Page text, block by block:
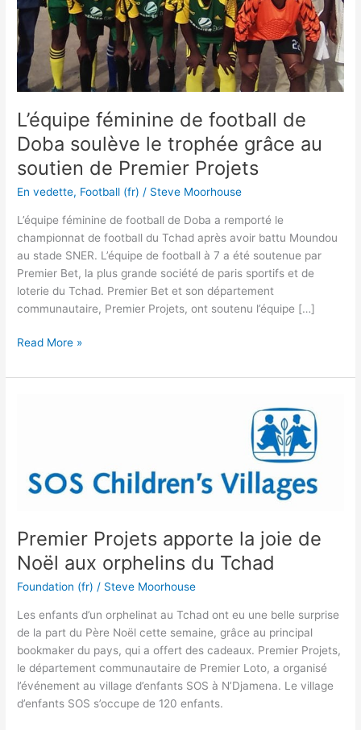
L’équipe féminine de football de
Doba soulève le trophée grâce au
soutien de Premier Projets
En vedette, Football (fr) / Steve Moorhouse
L’équipe féminine de football de Doba a remporté le
championnat de football du Tchad après avoir battu Moundou
au stade SNER. L’équipe de football à 7 a été soutenue par
Premier Bet, la plus grande société de paris sportifs et de
loterie du Tchad. Premier Bet et son département
communautaire, Premier Projets, ont soutenu l’équipe […]
grâce
au
soutien
de
Premier
Read More »
Premier Projets apporte la joie de
Noël aux orphelins du Tchad
Foundation (fr) / Steve Moorhouse
Les enfants d’un orphelinat au Tchad ont eu une belle surprise
de la part du Père Noël cette semaine, grâce au principal
bookmaker du pays, qui a offert des cadeaux. Premier Projets,
le département communautaire de Premier Loto, a organisé
l’événement au village d’enfants SOS à N’Djamena. Le village
d’enfants SOS s’occupe de 120 enfants.
joie
de
orphelins
du